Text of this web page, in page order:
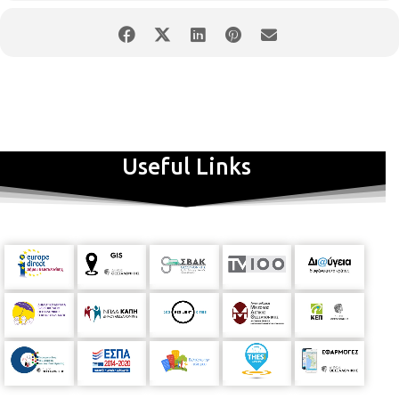
Useful Links